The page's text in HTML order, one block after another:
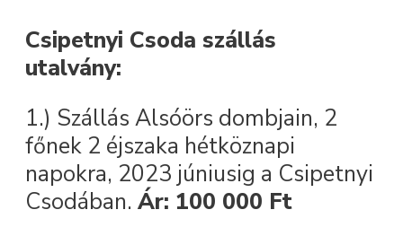
Csipetnyi Csoda szállás
utalvány:
1.) Szállás Alsóörs dombjain, 2
főnek 2 éjszaka hétköznapi
napokra, 2023 júniusig a Csipetnyi
Csodában. Ár: 100 000 Ft